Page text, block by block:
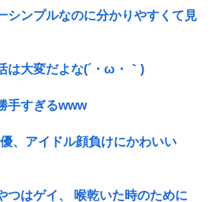
シンプルなのに分かりやすくて見
は大変だよな(´・ω・｀)
手すぎるwww
、アイドル顔負けにかわいい
つはゲイ、 喉乾いた時のために